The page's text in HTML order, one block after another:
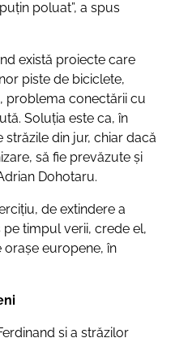
poluat”, a spus
există proiecte care
piste de biciclete,
problema conectării cu
Soluția este ca, în
străzile din jur, chiar dacă
să fie prevăzute și
Dohotaru.
de extindere a
timpul verii, crede el,
europene, în
și a străzilor